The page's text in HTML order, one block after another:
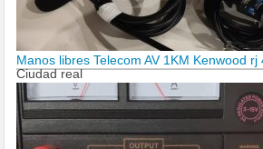
Manos libres Telecom AV 1KM Kenwood rj
Ciudad real